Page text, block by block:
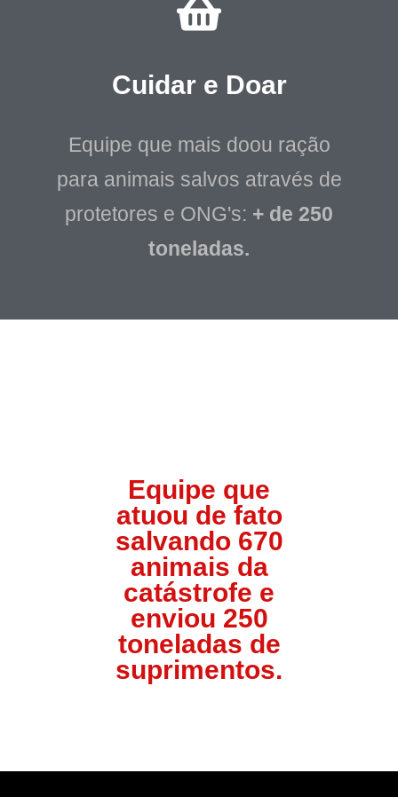
Cuidar e Doar
Equipe que mais doou ração
para animais salvos através de
protetores e ONG's: + de 250
toneladas.
Equipe que
atuou de fato
salvando 670
animais da
catástrofe e
enviou 250
toneladas de
suprimentos.